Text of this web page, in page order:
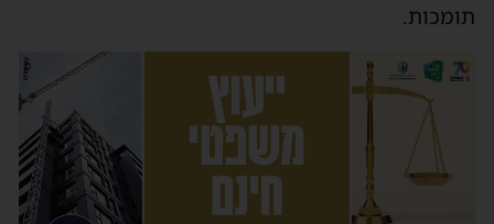
תומכות.